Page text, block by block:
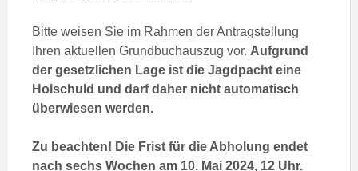
Bitte weisen Sie im Rahmen der Antragstellung
Ihren aktuellen Grundbuchauszug vor. Aufgrund
der gesetzlichen Lage ist die Jagdpacht eine
Holschuld und darf daher nicht automatisch
überwiesen werden.
Zu beachten! Die Frist für die Abholung endet
nach sechs Wochen am 10. Mai 2024, 12 Uhr.